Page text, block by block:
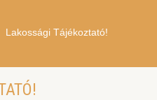
Lakossági Tájékoztató!